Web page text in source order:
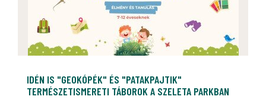
IDÉN IS "GEOKÓPÉK" ÉS "PATAKPAJTIK"
TERMÉSZETISMERETI TÁBOROK A SZELETA PARKBAN